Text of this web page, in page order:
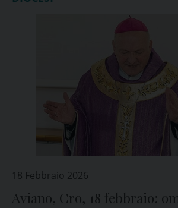
18 Febbraio 2026
Aviano, Cro, 18 febbraio: